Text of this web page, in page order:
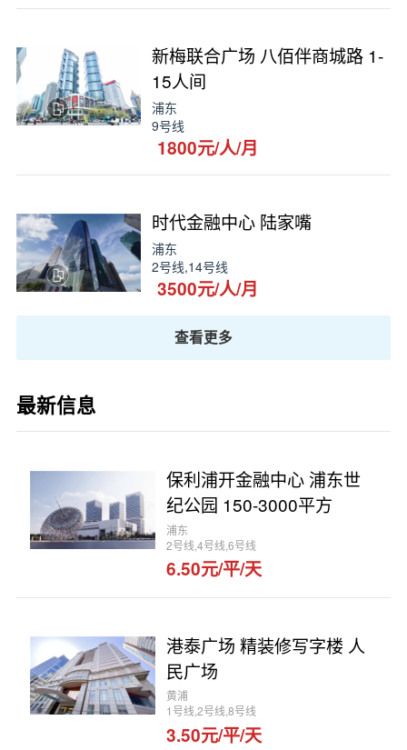
新梅联合广场 八佰伴商城路 1-
15人间
浦东
9号线
1800元/人/月
时代金融中心 陆家嘴
浦东
2号线,14号线
3500元/人/月
查看更多
最新信息
保利浦开金融中心 浦东世
纪公园 150-3000平方
浦东
2号线,4号线,6号线
6.50元/平/天
港泰广场 精装修写字楼 人
民广场
黄浦
1号线,2号线,8号线
3.50元/平/天